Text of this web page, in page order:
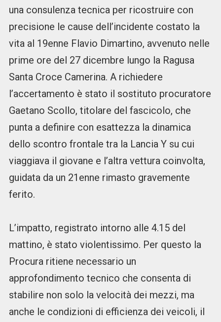
una consulenza tecnica per ricostruire con
precisione le cause dell’incidente costato la
vita al 19enne Flavio Dimartino, avvenuto nelle
prime ore del 27 dicembre lungo la Ragusa
Santa Croce Camerina. A richiedere
l’accertamento è stato il sostituto procuratore
Gaetano Scollo, titolare del fascicolo, che
punta a definire con esattezza la dinamica
dello scontro frontale tra la Lancia Y su cui
viaggiava il giovane e l’altra vettura coinvolta,
guidata da un 21enne rimasto gravemente
ferito.
L’impatto, registrato intorno alle 4.15 del
mattino, è stato violentissimo. Per questo la
Procura ritiene necessario un
approfondimento tecnico che consenta di
stabilire non solo la velocità dei mezzi, ma
anche le condizioni di efficienza dei veicoli, il